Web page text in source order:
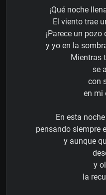
¡Qué noche
El viento trae
¡Parece un
y yo en la
Mientras
se
con
en mi
En esta
pensando siempre
y aunque
y
la